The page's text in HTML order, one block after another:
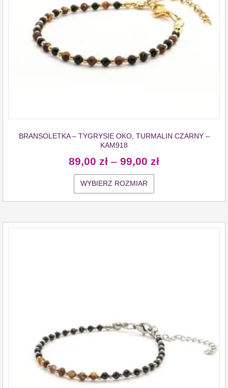
BRANSOLETKA – TYGRYSIE OKO, TURMALIN CZARNY –
KAM918
89,00 zł – 99,00 zł
WYBIERZ ROZMIAR